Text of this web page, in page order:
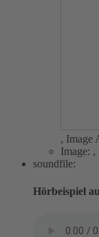
, Image
Image: ,
soundfile:
Hörbeispiel